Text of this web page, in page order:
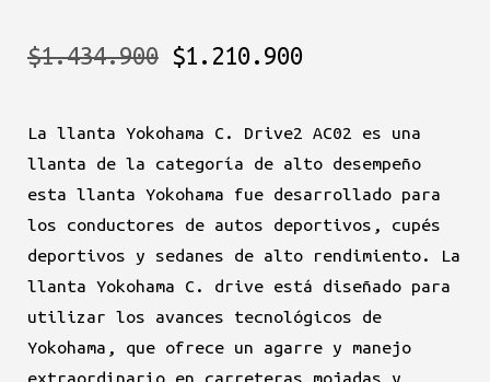
$1.434.900 El
original
era:
$1.434.900.
$1.210.900El
actual
es:
$1.210.900.
La llanta Yokohama C. Drive2 AC02 es una
llanta de la categoría de alto desempeño
esta llanta Yokohama fue desarrollado para
los conductores de autos deportivos, cupés
deportivos y sedanes de alto rendimiento. La
llanta Yokohama C. drive está diseñado para
utilizar los avances tecnológicos de
Yokohama, que ofrece un agarre y manejo
extraordinario en carreteras mojadas y